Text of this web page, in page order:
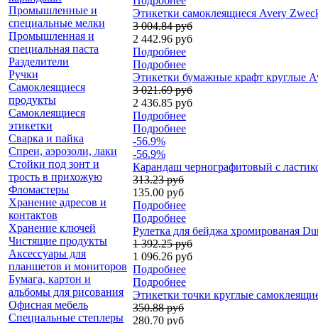
Промышленные и
специальные мелки
Промышленная и
специальная паста
Разделители
Ручки
Самоклеящиеся
продукты
Самоклеящиеся
этикетки
Сварка и пайка
Спреи, аэрозоли, лаки
Стойки под зонт и
трость в прихожую
Фломастеры
Хранение адресов и
контактов
Хранение ключей
Чистящие продукты
Аксессуары для
планшетов и мониторов
Бумага, картон и
альбомы для рисования
Офисная мебель
Специальные степлеры
Этикетки самоклеящиеся Avery
3 004.84 руб
2 442.96 руб
Подробнее
Подробнее
Этикетки бумажные крафт круглые
3 021.69 руб
2 436.85 руб
Подробнее
Подробнее
-56.9%
-56.9%
Карандаш чернографитовый с
313.23 руб
135.00 руб
Подробнее
Подробнее
Рулетка для бейджа хромированая
1 392.25 руб
1 096.26 руб
Подробнее
Подробнее
Этикетки точки круглые
350.88 руб
280.70 руб